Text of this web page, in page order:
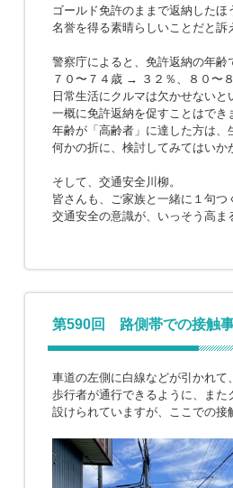
ゴールド免許のままで返納した
名誉を得る素晴らしいことだと訴
警察庁によると、免許返納の年
７０〜７４歳 → ３２％、８０〜
日常生活にクルマは欠かせないと
一概に免許返納を促すことはでき
年齢が「高齢者」に達した方は、
何かの折に、検討してみてはいか
そして、交通安全川柳。
皆さんも、ご家族と一緒に１句つ
交通安全の意識が、いっそう高ま
第590回 路側帯での接触
車道の左側に白線などが引かれて
歩行者が通行できるように、ま
設けられていますが、ここでの接